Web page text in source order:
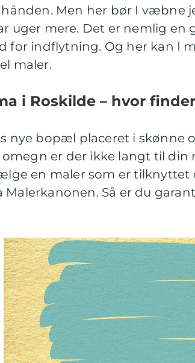
Men her bør I væbne
uger mere. Det er nemlig en
for indflytning. Og her kan I
maler.
i Roskilde – hvor
nye bopæl placeret i skønne
er der ikke langt til din
en maler som er
Malerkanonen. Så er du